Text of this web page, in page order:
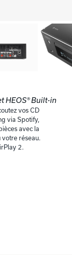
HEOS® Built-in
vos CD
via Spotify,
avec la
réseau.
2.